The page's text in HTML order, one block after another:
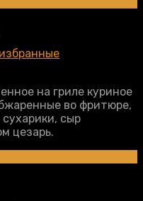
на гриле куриное
во фритюре,
сыр
цезарь.